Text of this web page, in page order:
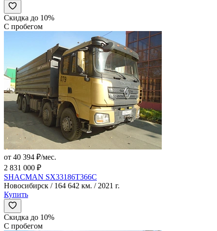
Скидка до 10%
С пробегом
от 40 394 ₽/мес.
2 831 000 ₽
SHACMAN SX33186T366C
Новосибирск / 164 642 км. / 2021 г.
Купить
Скидка до 10%
С пробегом